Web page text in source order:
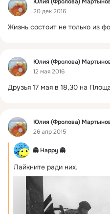
Юлия (Фролова)
20 дек 2016
Жизнь состоит не только из
Фид
Юлия (Фролова)
12 мая 2016
Друзья 17 мая в 18,30 на
Фид Юлия (Фролова)
26 апр 2015
👻 Happy 👻
Лайкните ради них.